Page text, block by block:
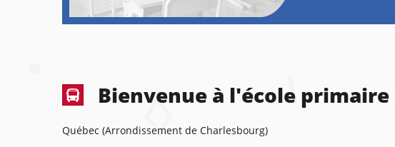
Bienvenue à l'école
Québec (Arrondissement de Charlesbourg)